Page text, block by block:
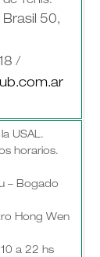
Brasil 50,
/
USAL.
horarios.
– Bogado
Hong Wen
a 22 hs